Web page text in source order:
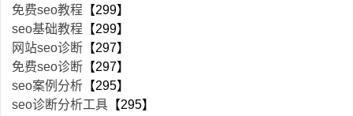
免费seo教程 【299】
seo基础教程 【299】
网站seo诊断 【297】
免费seo诊断 【297】
seo案例分析 【295】
seo诊断分析工具 【295】